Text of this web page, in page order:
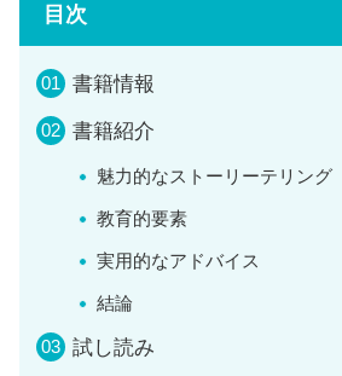
目次
書籍情報
書籍紹介
魅力的なストーリーテリング
教育的要素
実用的なアドバイス
結論
試し読み